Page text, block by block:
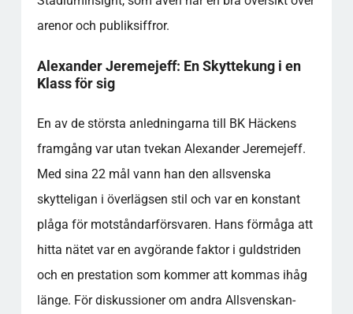
arenor och publiksiffror.
Alexander Jeremejeff: En Skyttekung i en
Klass för sig
En av de största anledningarna till BK Häckens
framgång var utan tvekan Alexander Jeremejeff.
Med sina 22 mål vann han den allsvenska
skytteligan i överlägsen stil och var en konstant
plåga för motståndarförsvaren. Hans förmåga att
hitta nätet var en avgörande faktor i guldstriden
och en prestation som kommer att kommas ihåg
länge. För diskussioner om andra Allsvenskan-